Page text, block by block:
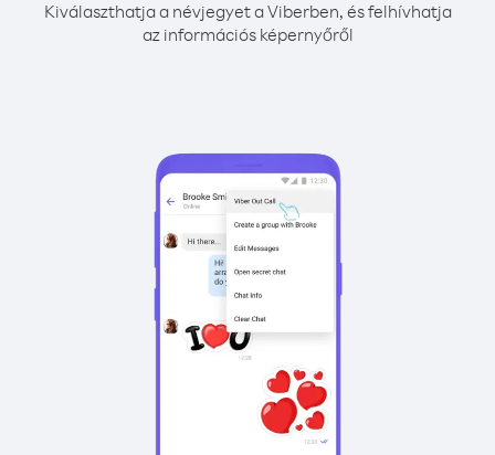
Kiválaszthatja a névjegyet a Viberben, és felhívhatja
az információs képernyőről